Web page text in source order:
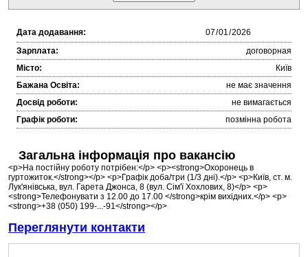
Дата додавання:
Зарплата:
договорная
Місто:
Київ
Бажана Освіта:
не має значення
Досвід роботи:
не вимагається
Графік роботи:
позмінна робота
Загальна інформація про вакансію
<p>На постійну роботу потрібен:</p> <p><strong>Охоронець в
гуртожиток.</strong></p> <p>Графік доба/три (1/3 дні).</p> <p>Київ, ст. м.
Лук'янівська, вул. Гарета Джонса, 8 (вул. Сім'ї Хохлових, 8)</p> <p>
<strong>Телефонувати з 12.00 до 17.00 </strong>крім вихідних.</p> <p>
<strong>+38 (050) 199-...-91</strong></p>
Переглянути контакти